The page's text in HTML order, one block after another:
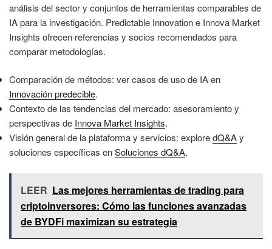
análisis del sector y conjuntos de herramientas comparables de
IA para la investigación. Predictable Innovation e Innova Market
Insights ofrecen referencias y socios recomendados para
comparar metodologías.
Comparación de métodos: ver casos de uso de IA en
Innovación predecible.
Contexto de las tendencias del mercado: asesoramiento y
perspectivas de Innova Market Insights.
Visión general de la plataforma y servicios: exploredQ&Ay
soluciones específicas enSoluciones dQ&A.
LEER Las mejores herramientas de trading para
criptoinversores: Cómo las funciones avanzadas
de BYDFi maximizan su estrategia